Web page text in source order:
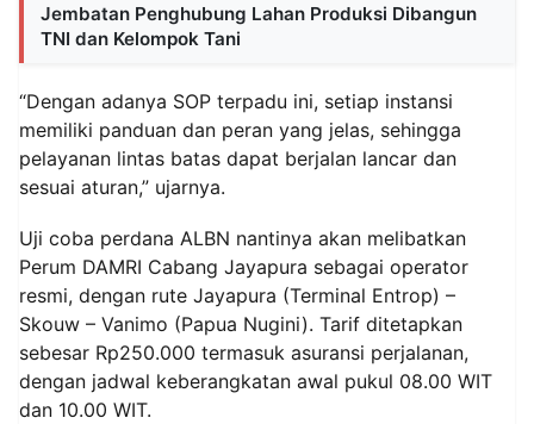
Jembatan Penghubung Lahan Produksi Dibangun
TNI dan Kelompok Tani
“Dengan adanya SOP terpadu ini, setiap instansi
memiliki panduan dan peran yang jelas, sehingga
pelayanan lintas batas dapat berjalan lancar dan
sesuai aturan,” ujarnya.
Uji coba perdana ALBN nantinya akan melibatkan
Perum DAMRI Cabang Jayapura sebagai operator
resmi, dengan rute Jayapura (Terminal Entrop) –
Skouw – Vanimo (Papua Nugini). Tarif ditetapkan
sebesar Rp250.000 termasuk asuransi perjalanan,
dengan jadwal keberangkatan awal pukul 08.00 WIT
dan 10.00 WIT.